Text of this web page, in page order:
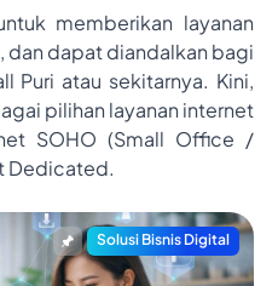
memberikan layanan
dapat diandalkan bagi
Puri atau sekitarnya. Kini,
pilihan layanan internet
SOHO (Small Office /
Dedicated.
Solusi Bisnis Digital